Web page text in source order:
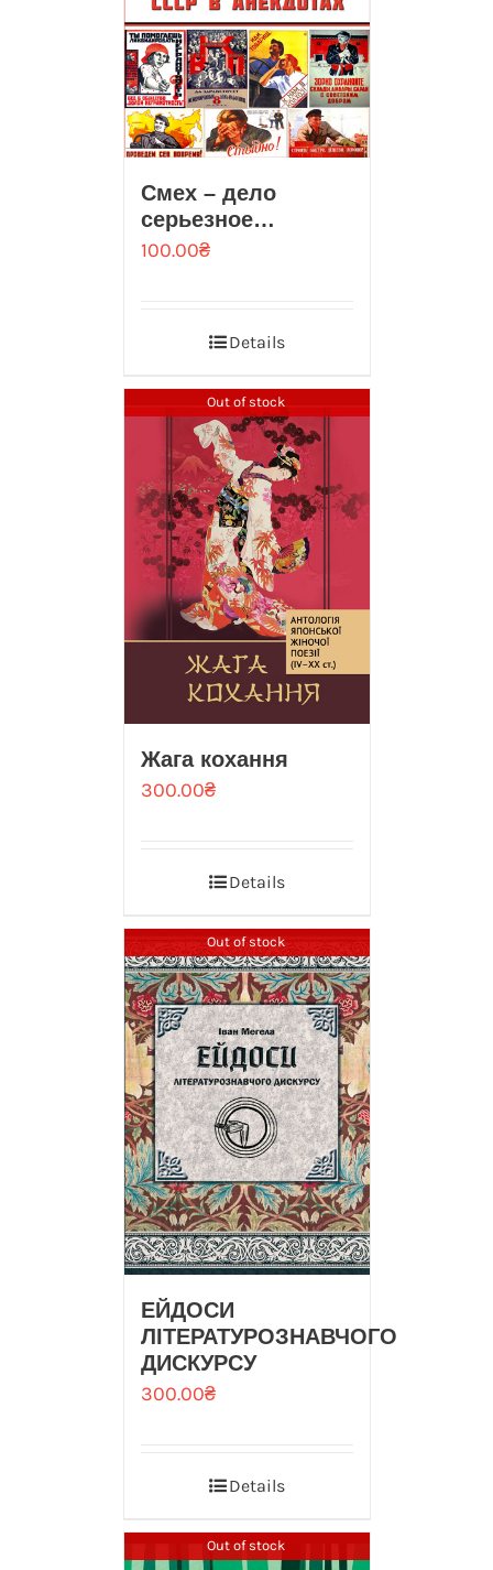
Смех – дело
серьезное…
100.00₴
Details
Out of stock
Жага кохання
300.00₴
Details
Out of stock
ЕЙДОСИ
ЛІТЕРАТУРОЗНАВЧОГО
ДИСКУРСУ
300.00₴
Details
Out of stock